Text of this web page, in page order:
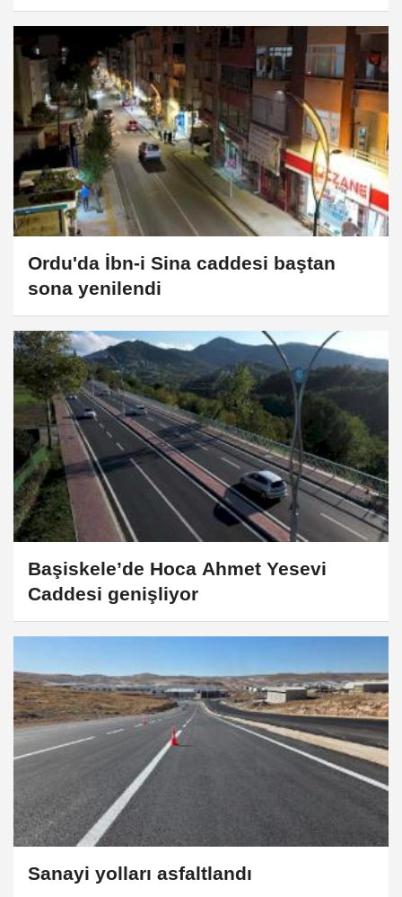
Ordu'da İbn-i Sina caddesi baştan
sona yenilendi
Başiskele’de Hoca Ahmet Yesevi
Caddesi genişliyor
Sanayi yolları asfaltlandı